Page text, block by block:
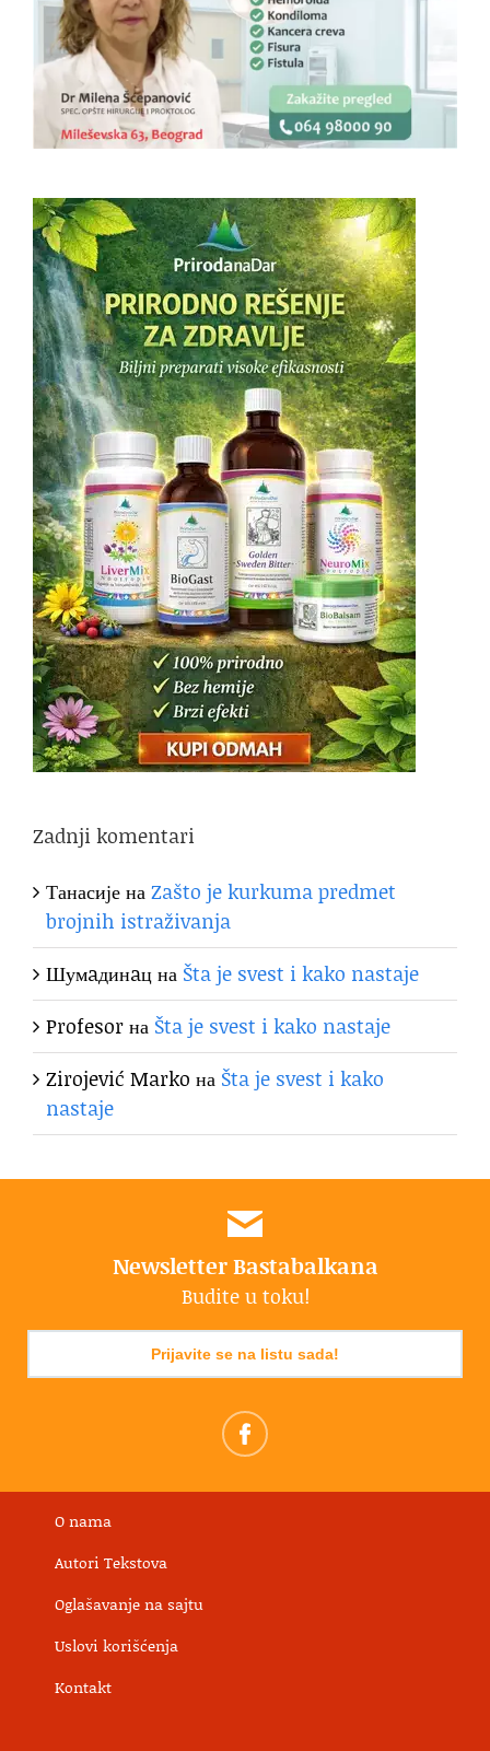
Zadnji komentari
ТанасијенаZašto je kurkuma predmet
brojnih istraživanja
Шумaдинaцна Šta je svest i kako nastaje
Profesorна Šta je svest i kako nastaje
Zirojević Marko на Šta je svest i kako
nastaje
Newsletter Bastabalkana
Budite u toku!
Prijavite se na listu sada!
O nama
Autori Tekstova
Oglašavanje na sajtu
Uslovi korišćenja
Kontakt